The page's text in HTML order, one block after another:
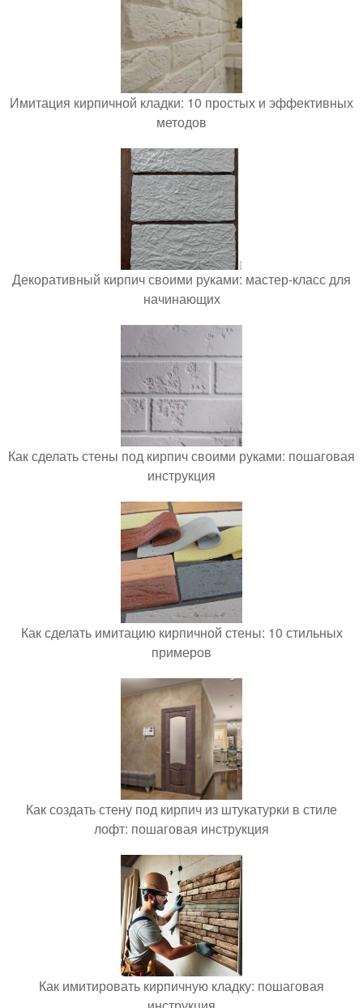
Имитация кирпичной кладки: 10 простых и эффективных
методов
Декоративный кирпич своими руками: мастер-класс для
начинающих
Как сделать стены под кирпич своими руками: пошаговая
инструкция
Как сделать имитацию кирпичной стены: 10 стильных
примеров
Как создать стену под кирпич из штукатурки в стиле
лофт: пошаговая инструкция
Как имитировать кирпичную кладку: пошаговая